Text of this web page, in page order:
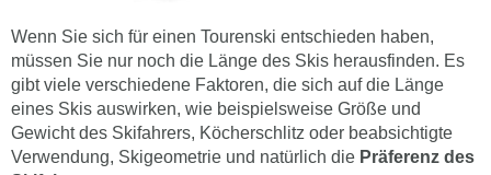
Wenn Sie sich für einen Tourenski entschieden haben,
müssen Sie nur noch die Länge des Skis herausfinden. Es
gibt viele verschiedene Faktoren, die sich auf die Länge
eines Skis auswirken, wie beispielsweise Größe und
Gewicht des Skifahrers, Köcherschlitz oder beabsichtigte
Verwendung, Skigeometrie und natürlich die Präferenz des